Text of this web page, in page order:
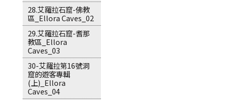
28.艾羅拉石窟-佛教
區_Ellora Caves_02
29.艾羅拉石窟-耆那
教區_Ellora
Caves_03
30-艾羅拉第16號洞
窟的遊客專輯
(上)_Ellora
Caves_04